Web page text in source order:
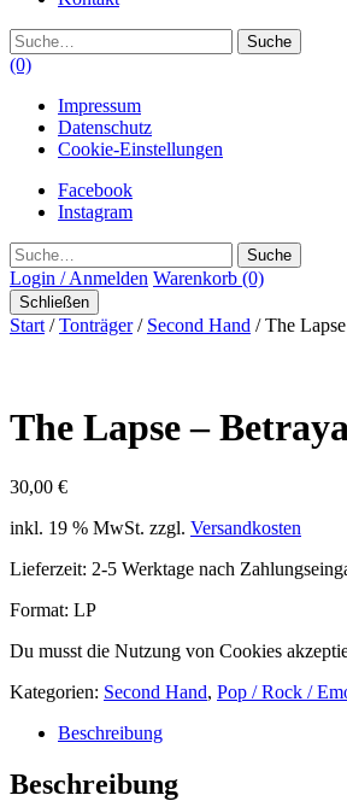
Suche
(0)
Impressum
Datenschutz
Cookie-Einstellungen
Facebook
Instagram
Suche
Login / Anmelden Warenkorb (0)
Schließen
Start /Tonträger/ Second Hand / The
The Lapse –
30,00 €
inkl. 19 % MwSt. zzgl. Versandkosten
Lieferzeit: 2-5 Werktage nach
Format: LP
Du musst die Nutzung von Cookies
Kategorien: Second Hand, Pop / Rock /
Beschreibung
Beschreibung